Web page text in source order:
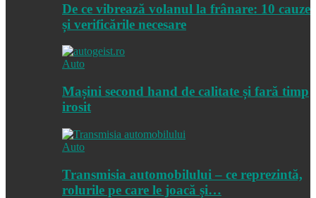
De ce vibrează volanul la frânare: 10 cauze
și verificările necesare
Auto
Mașini second hand de calitate și fară timp
irosit
Auto
Transmisia automobilului – ce reprezintă,
rolurile pe care le joacă și…